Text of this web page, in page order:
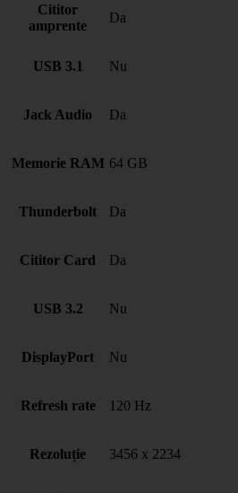
Cititor
amprente
Da
USB 3.1 Nu
Jack Audio Da
Memorie RAM 64 GB
Thunderbolt Da
Cititor Card Da
USB 3.2 Nu
DisplayPort Nu
Refresh rate 120 Hz
Rezoluție 3456 x 2234